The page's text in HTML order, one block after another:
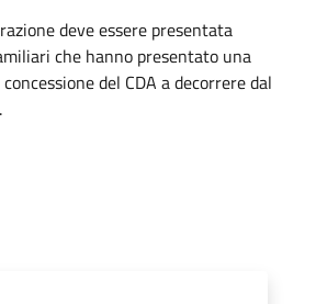
deve essere presentata
che hanno presentato una
del CDA a decorrere dal